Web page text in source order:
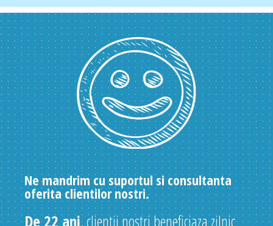
Ne mandrim cu suportul si consultanta
oferita clientilor nostri.
De 22 ani, clientii nostri beneficiaza zilnic